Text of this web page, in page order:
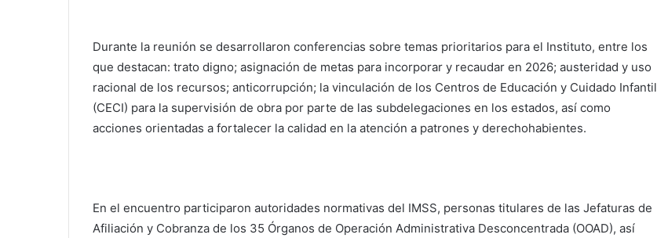
Durante la reunión se desarrollaron conferencias sobre temas prioritarios para el Instituto, entre los
que destacan: trato digno; asignación de metas para incorporar y recaudar en 2026; austeridad y uso
racional de los recursos; anticorrupción; la vinculación de los Centros de Educación y Cuidado Infantil
(CECI) para la supervisión de obra por parte de las subdelegaciones en los estados, así como
acciones orientadas a fortalecer la calidad en la atención a patrones y derechohabientes.
En el encuentro participaron autoridades normativas del IMSS, personas titulares de las Jefaturas de
Afiliación y Cobranza de los 35 Órganos de Operación Administrativa Desconcentrada (OOAD), así